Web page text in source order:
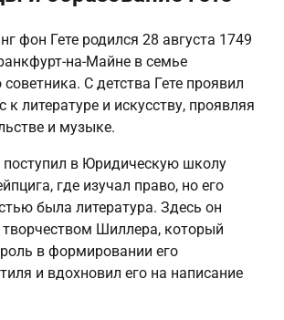
фон Гете родился 28 августа 1749
на-Майне в семье
С детства Гете проявил
к литературе и искусству, проявляя
и музыке.
поступил в Юридическую школу
где изучал право, но его
была литература. Здесь он
Шиллера, который
в формировании его
и вдохновил его на написание